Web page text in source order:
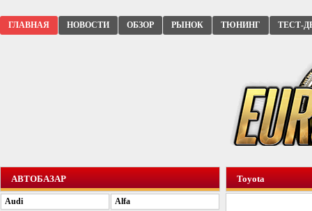
ГЛАВНАЯ НОВОСТИ ОБЗОР РЫНОК ТЮНИНГ ТЕСТ-
Toyota
АВТОБАЗАР
Audi
Alfa